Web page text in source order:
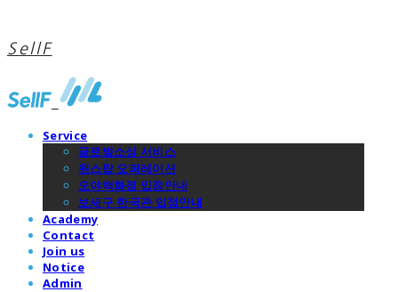
SellF
Service
글로벌소싱 서비스
원스탑 오퍼레이션
오야백화점 입점안내
보세구 한국관 입점안내
Academy
Contact
Join us
Notice
Admin